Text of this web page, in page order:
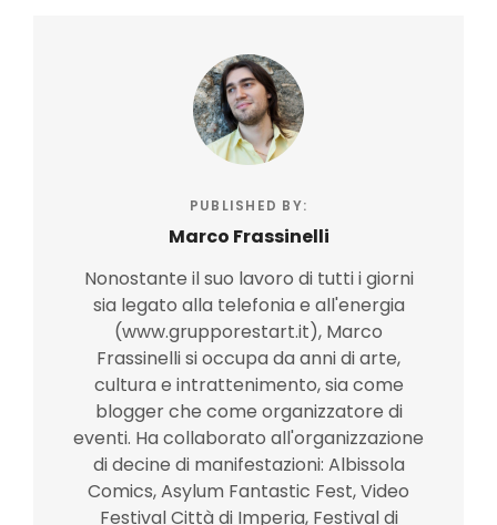
PUBLISHED BY:
Marco Frassinelli
Nonostante il suo lavoro di tutti i giorni
sia legato alla telefonia e all'energia
(www.grupporestart.it), Marco
Frassinelli si occupa da anni di arte,
cultura e intrattenimento, sia come
blogger che come organizzatore di
eventi. Ha collaborato all'organizzazione
di decine di manifestazioni: Albissola
Comics, Asylum Fantastic Fest, Video
Festival Città di Imperia, Festival di